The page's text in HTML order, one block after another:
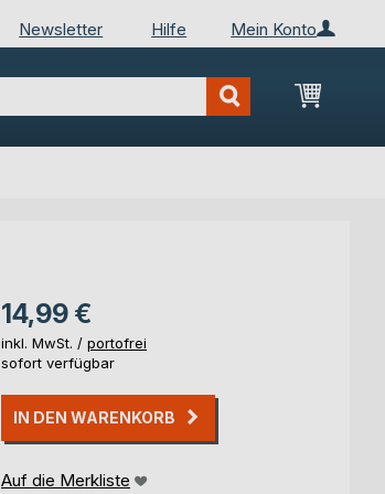
Mein Konto
Newsletter Hilfe
Mein
14,99 €
inkl. MwSt. / portofrei
sofort verfügbar
IN DEN WARENKORB
Auf die Merkliste